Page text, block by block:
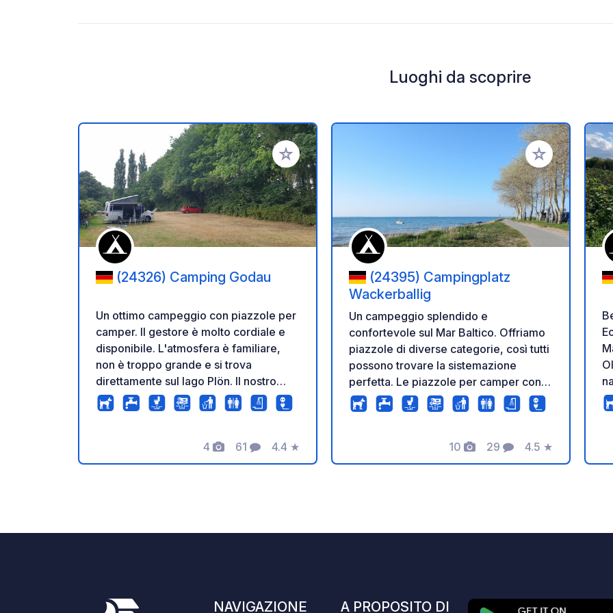
Luoghi da scoprire
Aggiungi ai tuoi preferiti
(24326) Camping Godau
Un ottimo campeggio con piazzole per
camper. Il gestore è molto cordiale e
disponibile. L'atmosfera è familiare,
non è troppo grande e si trova
direttamente sul lago Plön. Il nostro
campeggio superiore è riservato agli
ospiti con cani, sebbene non vi sia un
campeggio inferiore. In alternativa,
potete portare il vostro cane ovunque
4
Foto
61
Commenti
4.4
Valutazione
★
Aggiungi ai tuoi
(24395) Campingplatz
Wackerballig
Un campeggio splendido e
confortevole sul Mar Baltico. Offriamo
piazzole di diverse categorie, così tutti
possono trovare la sistemazione
perfetta. Le piazzole per camper con
vista sulla baia vi permetteranno di
ammirare tramonti mozzafiato dal
escursionistici sono facilmente
raggiungibili in bicicletta o a piedi. La
10
Foto
29
Commenti
4.5
Valutazione
★
NAVIGAZIONE A PROPOSITO DI